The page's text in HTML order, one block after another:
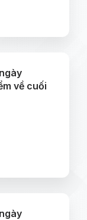
về cuối